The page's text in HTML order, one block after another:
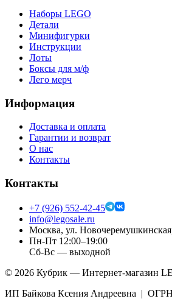
Наборы LEGO
Детали
Минифигурки
Инструкции
Лоты
Боксы для м/ф
Лего мерч
Информация
Доставка и оплата
Гарантии и возврат
О нас
Контакты
Контакты
+7 (926) 552-42-45
info@legosale.ru
Москва, ул.
Пн-Пт 12:00–19:00
Сб-Вс — выходной
© 2026 Кубрик — Интернет-магазин
ИП Байкова Ксения Андреевна |